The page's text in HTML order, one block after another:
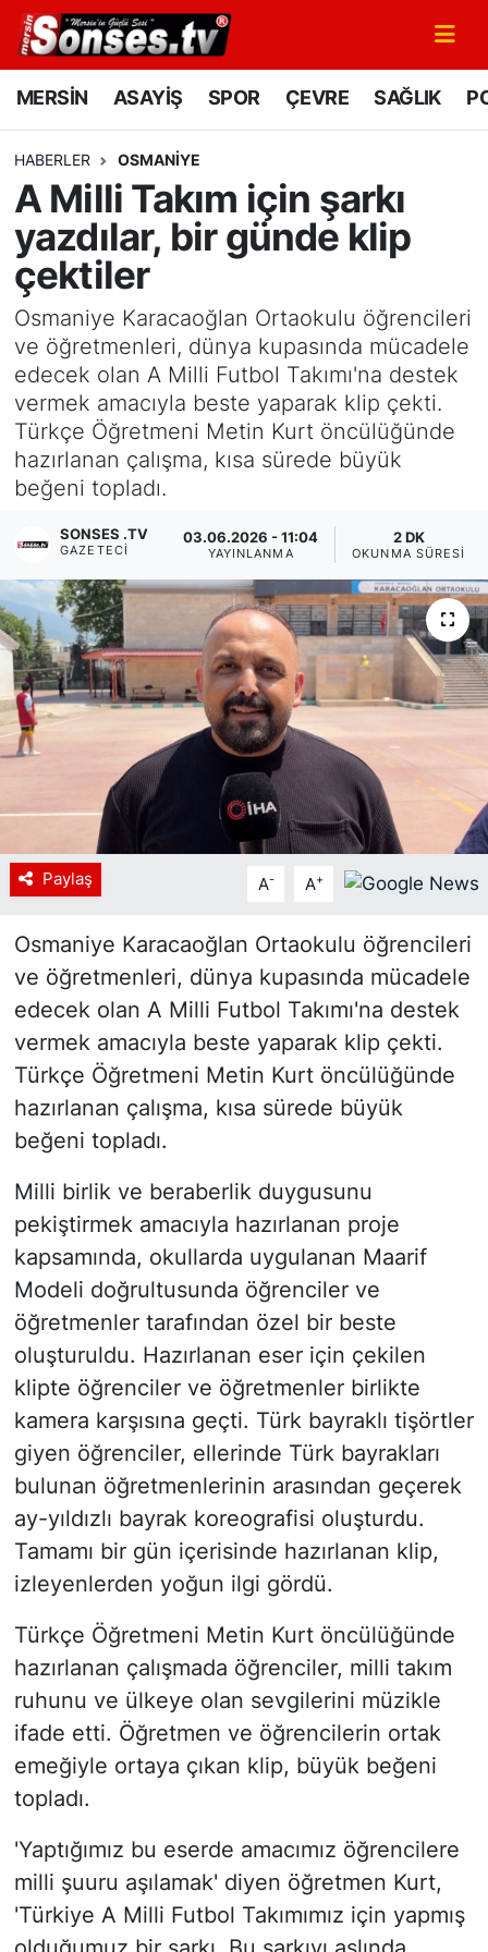
MERSİN ASAYİŞ SPOR ÇEVRE SAĞLIK
HABERLER OSMANIYE
A Milli Takım için şarkı
yazdılar, bir günde klip
çektiler
Osmaniye Karacaoğlan Ortaokulu öğrencileri
ve öğretmenleri, dünya kupasında mücadele
edecek olan A Milli Futbol Takımı'na destek
vermek amacıyla beste yaparak klip çekti.
Türkçe Öğretmeni Metin Kurt öncülüğünde
hazırlanan çalışma, kısa sürede büyük
beğeni topladı.
SONSES .TV
GAZETECI
03.06.2026 - 11:04
YAYINLANMA
2 DK
OKUNMA SÜRESI
Paylaş A- A+
Osmaniye Karacaoğlan Ortaokulu öğrencileri
ve öğretmenleri, dünya kupasında mücadele
edecek olan A Milli Futbol Takımı'na destek
vermek amacıyla beste yaparak klip çekti.
Türkçe Öğretmeni Metin Kurt öncülüğünde
hazırlanan çalışma, kısa sürede büyük
beğeni topladı.
Milli birlik ve beraberlik duygusunu
pekiştirmek amacıyla hazırlanan proje
kapsamında, okullarda uygulanan Maarif
Modeli doğrultusunda öğrenciler ve
öğretmenler tarafından özel bir beste
oluşturuldu. Hazırlanan eser için çekilen
klipte öğrenciler ve öğretmenler birlikte
kamera karşısına geçti. Türk bayraklı tişörtler
giyen öğrenciler, ellerinde Türk bayrakları
bulunan öğretmenlerinin arasından geçerek
ay-yıldızlı bayrak koreografisi oluşturdu.
Tamamı bir gün içerisinde hazırlanan klip,
izleyenlerden yoğun ilgi gördü.
Türkçe Öğretmeni Metin Kurt öncülüğünde
hazırlanan çalışmada öğrenciler, milli takım
ruhunu ve ülkeye olan sevgilerini müzikle
ifade etti. Öğretmen ve öğrencilerin ortak
emeğiyle ortaya çıkan klip, büyük beğeni
topladı.
'Yaptığımız bu eserde amacımız öğrencilere
milli şuuru aşılamak' diyen öğretmen Kurt,
'Türkiye A Milli Futbol Takımımız için yapmış
MERSİN
SPOR
GÜNÜN MANŞETİ
DÜNYA
KÜLTÜR - SANAT
MAGAZİN
SAĞLIK
Siyaset
YEREL HABER
Haberde insan
Tanıtım
Mersin Nöbetçi Eczaneler
Mersin Namaz Vakitleri
Mersin Trafik Yoğunluk Haritası
Süper Lig Puan Durumu ve Fikstür
Tüm Manşetler
Son Dakika Haberleri
Haber Arşivi